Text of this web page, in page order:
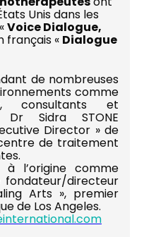
Unis dans les
Voice Dialogue,
français « Dialogue
de nombreuses
comme
consultants et
Dr Sidra STONE
Director » de
de traitement
l’origine comme
fondateur/directeur
Arts », premier
de Los Angeles.